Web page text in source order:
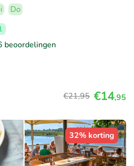
Do
beoordelingen
€21,95 €14,95
32% korting